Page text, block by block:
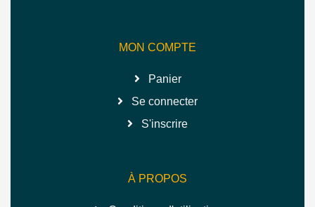
MON COMPTE
Panier
Se connecter
S'inscrire
À PROPOS